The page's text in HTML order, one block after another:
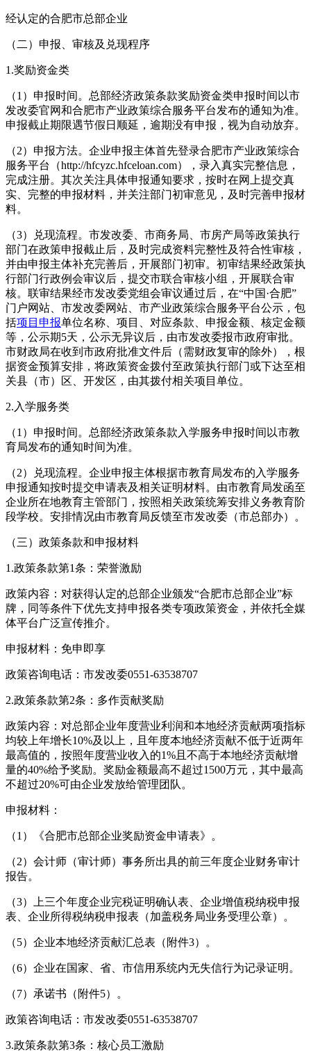
经认定的合肥市总部企业
（二）申报、审核及兑现程序
1.奖励资金类
（1）申报时间。总部经济政策条款奖励资金类申报时间以市
发改委官网和合肥市产业政策综合服务平台发布的通知为准。
申报截止期限遇节假日顺延，逾期没有申报，视为自动放弃。
（2）申报方法。企业申报主体首先登录合肥市产业政策综合
服务平台（http://hfcyzc.hfceloan.com），录入真实完整信息，
完成注册。其次关注具体申报通知要求，按时在网上提交真
实、完整的申报材料，并关注部门初审意见，及时完善申报材
料。
（3）兑现流程。市发改委、市商务局、市房产局等政策执行
部门在政策申报截止后，及时完成资料完整性及符合性审核，
并由申报主体补充完善后，开展部门初审。初审结果经政策执
行部门行政例会审议后，提交市联合审核小组，开展联合审
核。联审结果经市发改委党组会审议通过后，在“中国·合肥”
门户网站、市发改委网站、市产业政策综合服务平台公示，包
括项目申报单位名称、项目、对应条款、申报金额、核定金额
等，公示期5天，公示无异议后，由市发改委报市政府审批。
市财政局在收到市政府批准文件后（需财政复审的除外），根
据资金预算安排，将政策资金拨付至政策执行部门或下达至相
关县（市）区、开发区，由其拨付相关项目单位。
2.入学服务类
（1）申报时间。总部经济政策条款入学服务申报时间以市教
育局发布的通知时间为准。
（2）兑现流程。企业申报主体根据市教育局发布的入学服务
申报通知按时提交申请表及相关证明材料。由市教育局发函至
企业所在地教育主管部门，按照相关政策统筹安排义务教育阶
段学校。安排情况由市教育局反馈至市发改委（市总部办）。
（三）政策条款和申报材料
1.政策条款第1条：荣誉激励
政策内容：对获得认定的总部企业颁发“合肥市总部企业”标
牌，同等条件下优先支持申报各类专项政策资金，并依托全媒
体平台广泛宣传推介。
申报材料：免申即享
政策咨询电话：市发改委0551-63538707
2.政策条款第2条：多作贡献奖励
政策内容：对总部企业年度营业利润和本地经济贡献两项指标
均较上年增长10%及以上，且年度本地经济贡献不低于近两年
最高值的，按照年度营业收入的1%且不高于本地经济贡献增
量的40%给予奖励。奖励金额最高不超过1500万元，其中最高
不超过20%可由企业发放给管理团队。
申报材料：
（1）《合肥市总部企业奖励资金申请表》。
（2）会计师（审计师）事务所出具的前三年度企业财务审计
报告。
（3）上三个年度企业完税证明确认表、企业增值税纳税申报
表、企业所得税纳税申报表（加盖税务局业务受理公章）。
（5）企业本地经济贡献汇总表（附件3）。
（6）企业在国家、省、市信用系统内无失信行为记录证明。
（7）承诺书（附件5）。
政策咨询电话：市发改委0551-63538707
3.政策条款第3条：核心员工激励